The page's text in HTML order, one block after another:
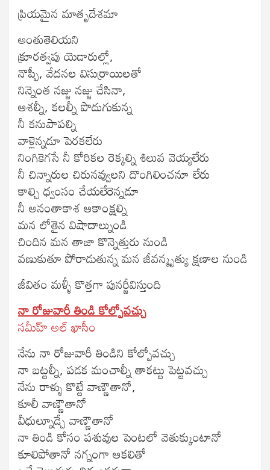
ప్రియమైన మాతృదేశమా
అంతుతెలియని
క్రూరత్వపు యెడారుల్లో,
నొప్పీ, వేదనల విసుర్రాయిలతో
నిన్నెంత నజ్జు నజ్జు చేసినా,
ఆశల్నీ, కలల్నీ పొదుగుకున్న
నీ కనుపాపల్ని
వాళ్లెన్నడూ పెరకలేరు
నింగికెగసే నీ కోరికల రెక్కల్ని శిలువ వెయ్యలేరు
నీ చిన్నారుల చిరునవ్వులని దొంగిలించనూ లేరు
కాల్చి ధ్వంసం చేయలేరెన్నడూ
నీ అనంతాకాశ ఆకాంక్షల్ని
మన లోతైన విషాదాల్నుండి
చిందిన మన తాజా కొన్నెత్తురు నుండి
వణుకుతూ పోరాడుతున్న మన జీవన్మృత్యు క్షణాల నుండి
జీవితం మళ్ళీ కొత్తగా పునర్జీవిస్తుంది
నా రోజువారీ తిండి కోల్పోవచ్చు
సమీహ్ అల్ ఖాసీం
నేను నా రోజువారీ తిండిని కోల్పోవచ్చు
నా బట్టల్నీ, పడక మంచాల్నీ తాకట్టు పెట్టవచ్చు
నేను రాళ్ళు కొట్టే వాణ్ణౌతానో,
కూలీ వాణ్ణౌతానో
వీధుల్నూడ్చే వాణ్ణౌతానో
నా తిండి కోసం పశువుల పెంటలో వెతుక్కుంటానో
కూలిపోతానో నగ్నంగా ఆకలితో